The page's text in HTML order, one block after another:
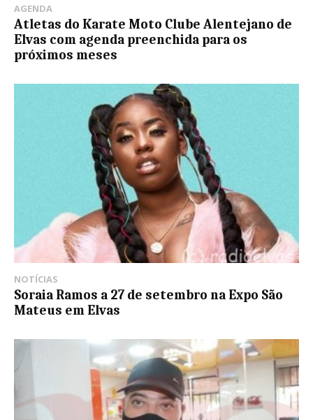
AGENDA
Atletas do Karate Moto Clube Alentejano de
Elvas com agenda preenchida para os
próximos meses
NOTÍCIAS
Soraia Ramos a 27 de setembro na Expo São
Mateus em Elvas